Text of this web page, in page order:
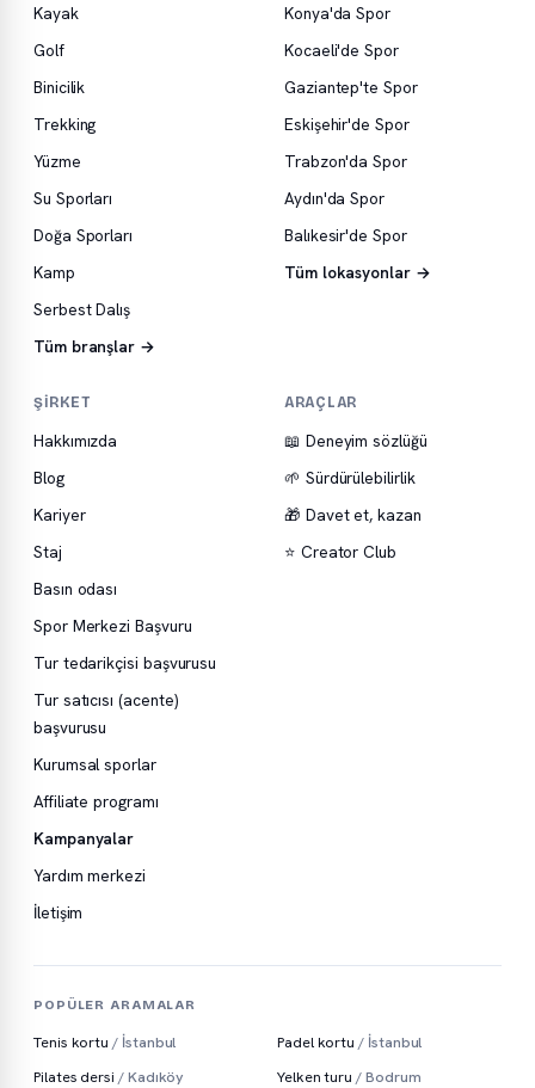
Kayak
Golf
Binicilik
Trekking
Yüzme
Su Sporları
Doğa Sporları
Kamp
Serbest Dalış
Tüm branşlar →
Konya'da Spor
Kocaeli'de Spor
Gaziantep'te Spor
Eskişehir'de Spor
Trabzon'da Spor
Aydın'da Spor
Balıkesir'de Spor
Tüm lokasyonlar →
ŞIRKET
Hakkımızda
Blog
Kariyer
Staj
Basın odası
Spor Merkezi Başvuru
Tur tedarikçisi başvurusu
Tur satıcısı (acente)
başvurusu
Kurumsal sporlar
Affiliate programı
Kampanyalar
Yardım merkezi
İletişim
ARAÇLAR
📖 Deneyim sözlüğü
🌱 Sürdürülebilirlik
🎁 Davet et, kazan
⭐ Creator Club
POPÜLER ARAMALAR
Tenis kortu/ İstanbul Padel kortu/ İstanbul
Pilates dersi / Kadıköy Yelken turu/ Bodrum